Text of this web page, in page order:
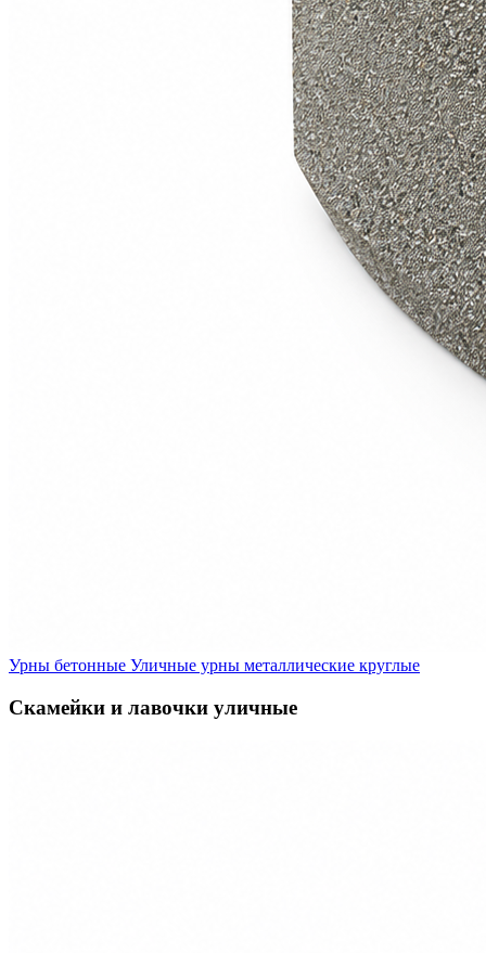
Урны бетонные Уличные урны металлические круглые
Скамейки и лавочки уличные